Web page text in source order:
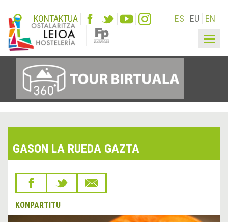
KONTAKTUA ES EU EN
GASON LA RUEDA GAZTA
KONPARTITU